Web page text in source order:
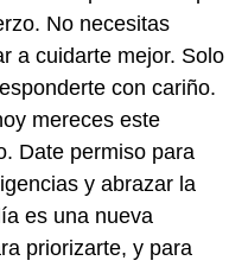
No necesitas
a cuidarte mejor. Solo
con cariño.
mereces este
Date permiso para
y abrazar la
es una nueva
priorizarte, y para